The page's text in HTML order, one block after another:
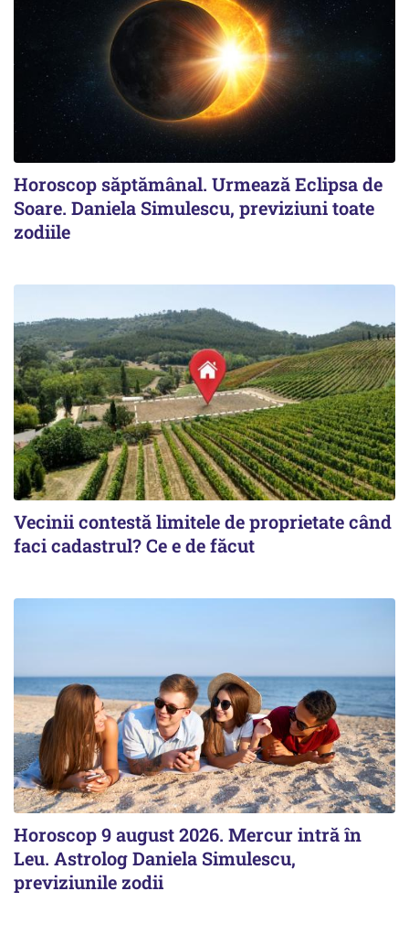
Horoscop săptămânal. Urmează Eclipsa de
Soare. Daniela Simulescu, previziuni toate
zodiile
Vecinii contestă limitele de proprietate când
faci cadastrul? Ce e de făcut
Horoscop 9 august 2026. Mercur intră în
Leu. Astrolog Daniela Simulescu,
previziunile zodii